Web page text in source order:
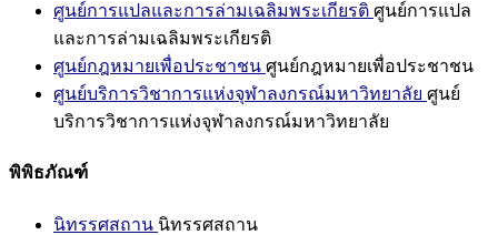
ศูนย์การแปลและการล่ามเฉลิมพระเกียรติ ศูนย์การแปล
และการล่ามเฉลิมพระเกียรติ
ศูนย์กฎหมายเพื่อประชาชน ศูนย์กฎหมายเพื่อประชาชน
ศูนย์บริการวิชาการแห่งจุฬาลงกรณ์มหาวิทยาลัย ศูนย์
บริการวิชาการแห่งจุฬาลงกรณ์มหาวิทยาลัย
พิพิธภัณฑ์
นิทรรศสถาน นิทรรศสถาน